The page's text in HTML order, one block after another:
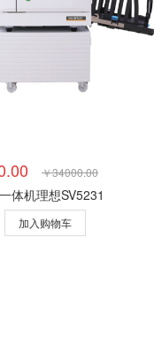
视频会议控制台
传真通
印机 热水器 洗衣机
以太网交换机
￥34000.00
体机理想SV5231
加入购物车